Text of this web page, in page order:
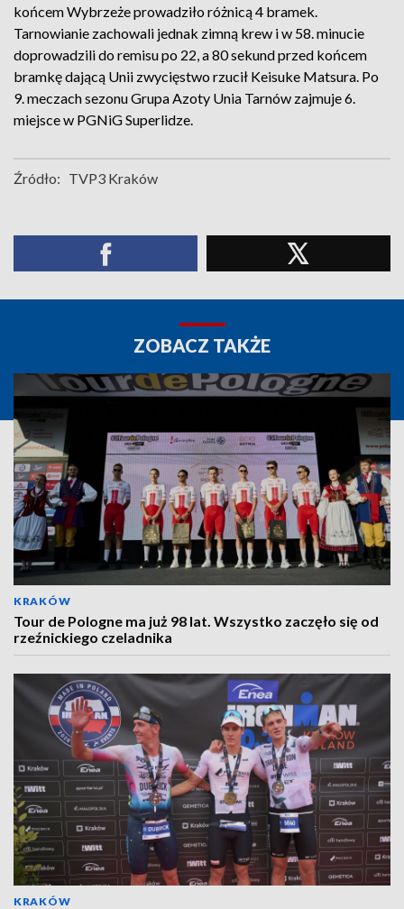
końcem Wybrzeże prowadziło różnicą 4 bramek.
Tarnowianie zachowali jednak zimną krew i w 58. minucie
doprowadzili do remisu po 22, a 80 sekund przed końcem
bramkę dającą Unii zwycięstwo rzucił Keisuke Matsura. Po
9. meczach sezonu Grupa Azoty Unia Tarnów zajmuje 6.
miejsce w PGNiG Superlidze.
Źródło: TVP3 Kraków
ZOBACZ TAKŻE
KRAKÓW
Tour de Pologne ma już 98 lat. Wszystko zaczęło się od
rzeźnickiego czeladnika
KRAKÓW